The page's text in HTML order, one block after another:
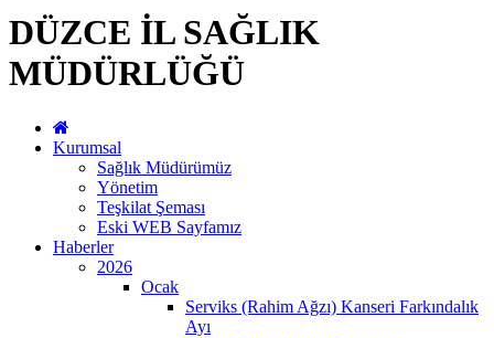
DÜZCE İL SAĞLIK
MÜDÜRLÜĞÜ
Kurumsal
Sağlık Müdürümüz
Yönetim
Teşkilat Şeması
Eski WEB Sayfamız
Haberler
2026
Ocak
Serviks (Rahim Ağzı) Kanseri Farkındalık
Ayı